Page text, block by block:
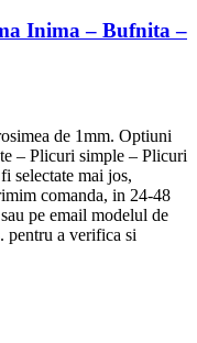
Inima – Bufnita –
de 1mm. Optiuni
– Plicuri simple – Plicuri
selectate mai jos,
comanda, in 24-48
pe email modelul de
pentru a verifica si